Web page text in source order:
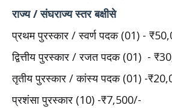
राज्य / संघराज्य स्तर बक्षीसे
प्रथम पुरस्कार / स्वर्ण पदक (01) -
द्वित्तीय पुरस्कार / रजत पदक (01) -
तृतीय पुरस्कार / कांस्य पदक (01) -
प्रशंसा पुरस्कार (10) -₹7,500/-